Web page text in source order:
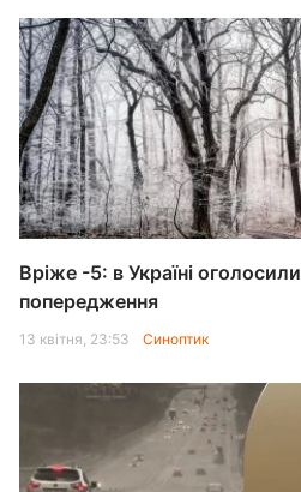
Вріже -5: в Україні
попередження
13 квітня, 23:53 Синоптик